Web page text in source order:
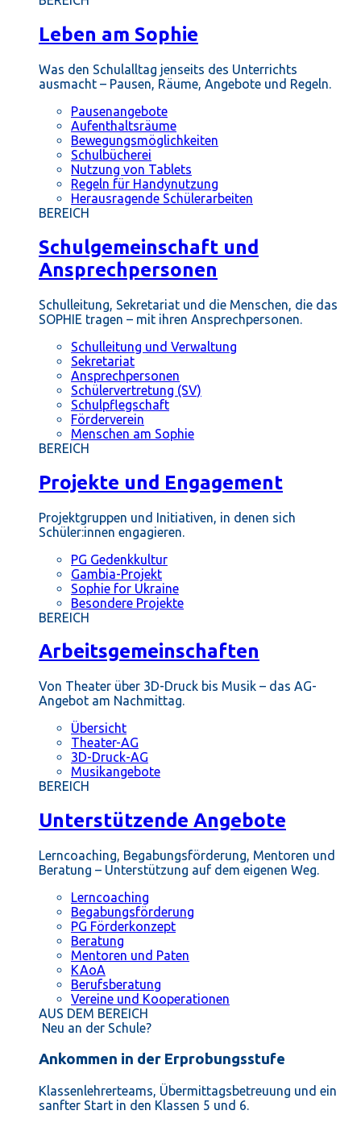
Leben am Sophie
Was den Schulalltag jenseits des Unterrichts
ausmacht – Pausen, Räume, Angebote und Regeln.
Pausenangebote
Aufenthaltsräume
Bewegungsmöglichkeiten
Schulbücherei
Nutzung von Tablets
Regeln für Handynutzung
Herausragende Schülerarbeiten
BEREICH
Schulgemeinschaft und
Ansprechpersonen
Schulleitung, Sekretariat und die Menschen, die das
SOPHIE tragen – mit ihren Ansprechpersonen.
Schulleitung und Verwaltung
Sekretariat
Ansprechpersonen
Schülervertretung (SV)
Schulpflegschaft
Förderverein
Menschen am Sophie
BEREICH
Projekte und Engagement
Projektgruppen und Initiativen, in denen sich
Schüler:innen engagieren.
PG Gedenkkultur
Gambia-Projekt
Sophie for Ukraine
Besondere Projekte
BEREICH
Arbeitsgemeinschaften
Von Theater über 3D-Druck bis Musik – das AG-
Angebot am Nachmittag.
Übersicht
Theater-AG
3D-Druck-AG
Musikangebote
BEREICH
Unterstützende Angebote
Lerncoaching, Begabungsförderung, Mentoren und
Beratung – Unterstützung auf dem eigenen Weg.
Lerncoaching
Begabungsförderung
PG Förderkonzept
Beratung
Mentoren und Paten
KAoA
Berufsberatung
Vereine und Kooperationen
AUS DEM BEREICH
Neu an der Schule?
Ankommen in der Erprobungsstufe
Klassenlehrerteams, Übermittagsbetreuung und ein
sanfter Start in den Klassen 5 und 6.